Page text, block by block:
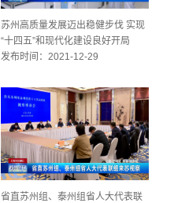
苏州高质量发展迈出稳健步伐 实现
“十四五”和现代化建设良好开局
发布时间：2021-12-29
省直苏州组、泰州组省人大代表联